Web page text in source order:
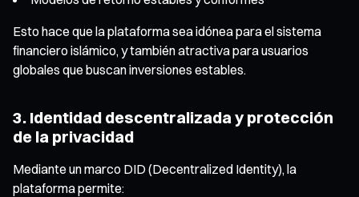
Esto hace que la plataforma sea idónea para el sistema
financiero islámico, y también atractiva para usuarios
globales que buscan inversiones estables.
3. Identidad descentralizada y protección
de la privacidad
Mediante un marco DID (Decentralized Identity), la
plataforma permite: